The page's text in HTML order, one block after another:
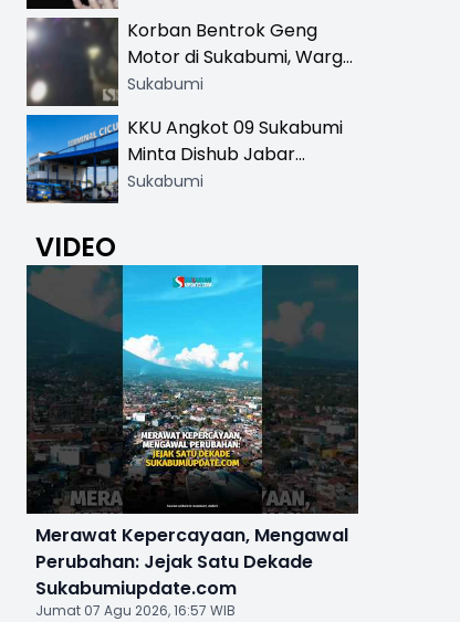
Korban Bentrok Geng
Motor di Sukabumi, Warga
dan Sopir Tangki
Sukabumi
KKU Angkot 09 Sukabumi
Minta Dishub Jabar
Tertibkan Trayek Ciawi-
Sukabumi
VIDEO
Merawat Kepercayaan, Mengawal
Perubahan: Jejak Satu Dekade
Sukabumiupdate.com
Jumat 07 Agu 2026, 16:57 WIB